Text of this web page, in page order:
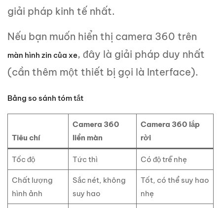
giải pháp kinh tế nhất.
Nếu bạn muốn hiển thị camera 360 trên
màn hình zin của xe, đây là giải pháp duy nhất
(cần thêm một thiết bị gọi là Interface).
Bảng so sánh tóm tắt
Tiêu chí
Camera 360
liền màn
Camera 360 lắp
rời
Tốc độ Tức thì Có độ trễ nhẹ
Chất lượng
hình ảnh
Sắc nét, không
suy hao
Tốt, có thể suy hao
nhẹ